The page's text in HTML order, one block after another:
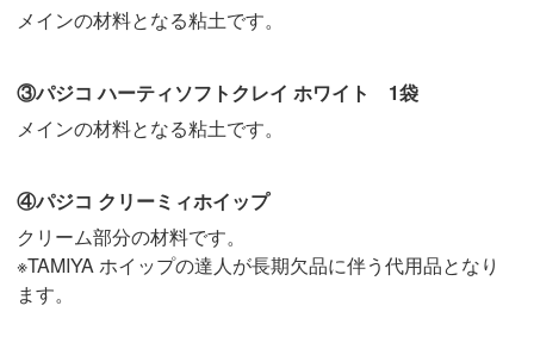
メインの材料となる粘土です。
③パジコ ハーティソフトクレイ ホワイト 1袋
メインの材料となる粘土です。
④パジコ クリーミィホイップ
クリーム部分の材料です。
※TAMIYA ホイップの達人が長期欠品に伴う代用品となり
ます。